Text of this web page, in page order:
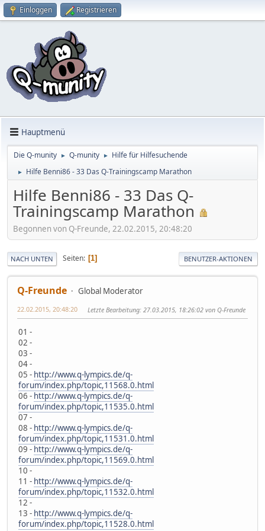
Einloggen Registrieren
Hauptmenü
Die Q-munity ► Q-munity ► Hilfe für Hilfesuchende
► Hilfe Benni86 - 33 Das Q-Trainingscamp Marathon
Hilfe Benni86 - 33 Das Q-
Trainingscamp Marathon
Begonnen von Q-Freunde, 22.02.2015, 20:48:20
NACH UNTEN Seiten 1 BENUTZER-AKTIONEN
Q-Freunde Global Moderator
22.02.2015, 20:48:20 Letzte Bearbeitung: 27.03.2015, 18:26:02 von Q-Freunde
01 -
02 -
03 -
04 -
05 - http://www.q-lympics.de/q-
forum/index.php/topic,11568.0.html
06 - http://www.q-lympics.de/q-
forum/index.php/topic,11535.0.html
07 -
08 - http://www.q-lympics.de/q-
forum/index.php/topic,11531.0.html
09 - http://www.q-lympics.de/q-
forum/index.php/topic,11569.0.html
10 -
11 - http://www.q-lympics.de/q-
forum/index.php/topic,11532.0.html
12 -
13 - http://www.q-lympics.de/q-
forum/index.php/topic,11528.0.html